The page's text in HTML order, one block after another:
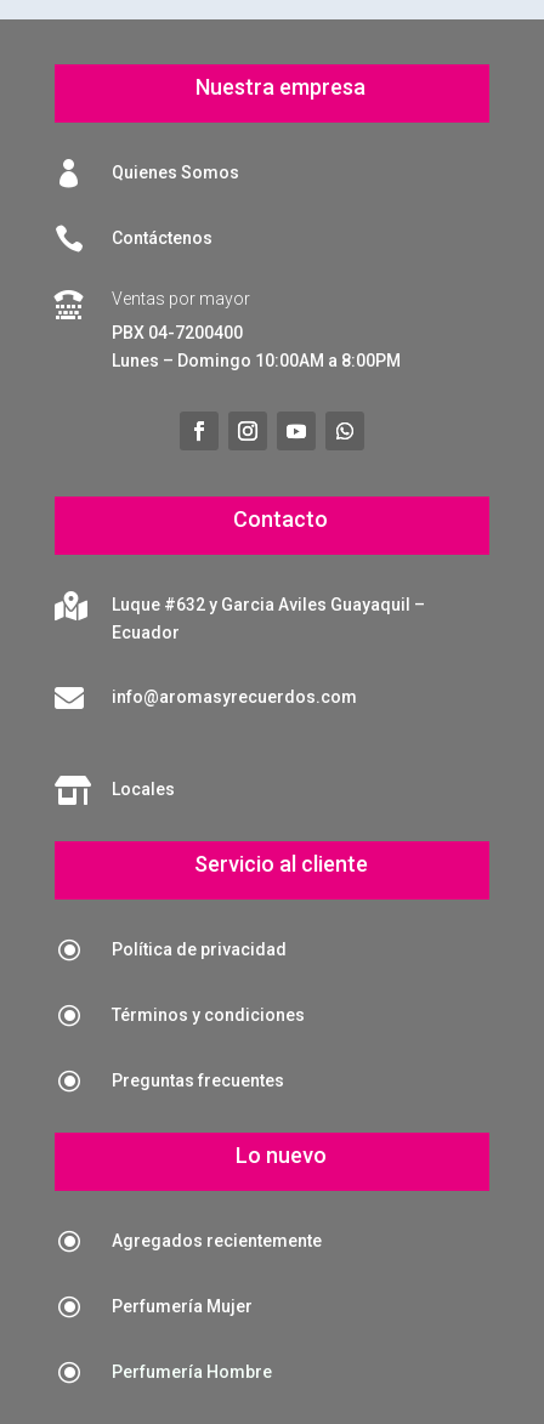
Nuestra empresa
 Quienes Somos
 Contáctenos

Ventas por mayor
PBX 04-7200400
Lunes – Domingo 10:00AM a 8:00PM
Contacto

Luque #632 y Garcia Aviles Guayaquil –
Ecuador
 info@aromasyrecuerdos.com
 Locales
Servicio al cliente
\ Política de privacidad
\ Términos y condiciones
\ Preguntas frecuentes
Lo nuevo
\ Agregados recientemente
\ Perfumería Mujer
\ Perfumería Hombre